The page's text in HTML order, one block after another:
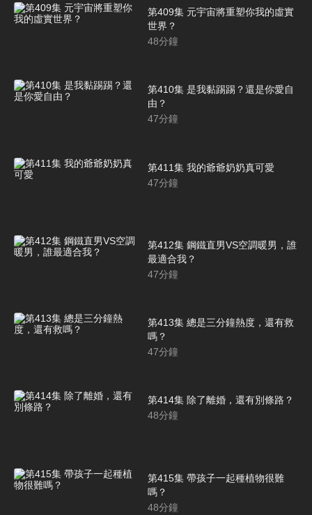
第409集 元宇宙將重塑你我的虛實
世界？
48分鐘
第410集 是我黏踢踢？還是你愛自
由？
47分鐘
第411集 我的爺爺奶奶真可愛
47分鐘
第412集 鋼鐵直男VS空調暖男，誰
最適合我？
47分鐘
第413集 總是三分鐘熱度，還有救
嗎？
47分鐘
第414集 除了離婚，還有別條路？
48分鐘
第415集 帶孩子一起種植物很難
嗎？
48分鐘